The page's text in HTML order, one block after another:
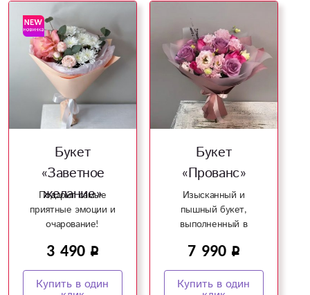
Букет
«Заветное
желание»
Подарит самые
приятные эмоции и
очарование!
3 490
Купить в один
Букет
«Прованс»
Изысканный и
пышный букет,
выполненный в
розовых тонах!
7 990
Купить в один